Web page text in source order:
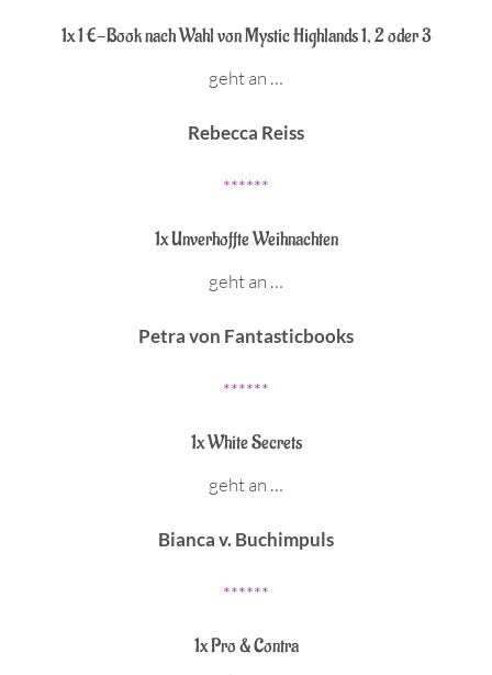
1x 1 E-Book nach Wahl von Mystic Highlands 1, 2 oder 3
geht an …
Rebecca Reiss
******
1x Unverhoffte Weihnachten
geht an …
Petra von Fantasticbooks
******
1x White Secrets
geht an …
Bianca v. Buchimpuls
******
1x Pro & Contra